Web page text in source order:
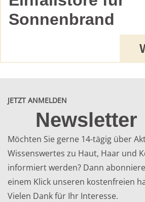
SORBITAN STEARATE
Stearinsäure-Sorbitolester
(Poly-)Ethylenglycolether des
STEARETH-21
Polyethylenglycolether des
(durchschnittlich 21 Einheiten -CH2-
STEARIC ACID
Stearinsäure, Octadecansäure, n-
SUCROSE LAURATE
Veresterungsprodukt von
Sonnenbrand
JETZT ANMELDEN
Newsletter
Möchten Sie gerne 14-tägig über
Wissenswertes zu Haut, Haar und
informiert werden? Dann
einem Klick unseren kostenfreien
Vielen Dank für Ihr Interesse.